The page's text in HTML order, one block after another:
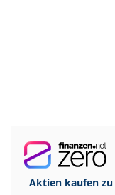
Aktien kaufen zu